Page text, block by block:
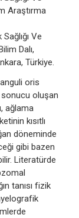
Araştırma
Ve
Dalı,
Türkiye.
oris
sonucu oluşan
ağlama
kısıtlı
döneminde
gibi bazen
Literatürde
tanısı fizik